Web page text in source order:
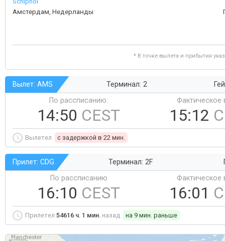
Амстердам, Недерланды
* В точке вылета и прибытия
Вылет: AMS Терминал: 2
По рассписанию:
14:50 CEST
Фактическое
15:12
Вылетел c задержкой в 22 мин.
Прилет: CDG Терминал: 2F
По рассписанию
16:10 CEST
Фактическое
16:01
Прилетел 54616 ч. 1 мин. назад на 9 мин. раньше